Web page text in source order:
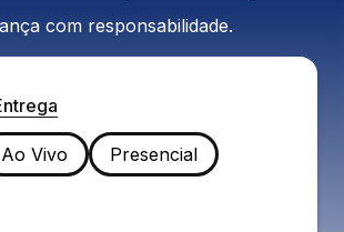
com responsabilidade.
Ao Vivo Presencial